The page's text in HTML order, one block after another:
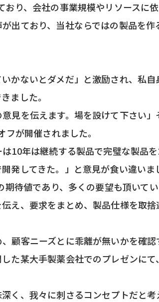
り、会社の事業規模やリソースに依
出ており、当社ならではの製品を
かないとダメだ」と激励され、私
ました。
見を伝えます。場を設けて下さい
が開催されました。
10年は継続する製品で完璧な製品
発してきた。」と意見が食い違い
待値であり、多くの要望も頂いて
え、要求をまとめ、製品仕様を取
顧客ニーズとに乖離が無いかを確
た某大手製薬会社でのプレゼンに
く、我々に刺さるコンセプトだと考